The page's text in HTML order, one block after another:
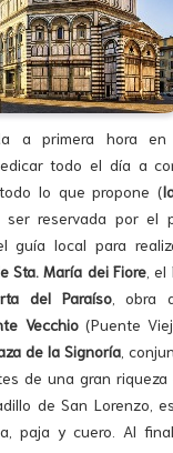
a primera hora en
todo el día a
lo que propone (
ser reservada por el
guía local para
Sta. María dei Fiore ,
del Paraíso, obra
Vecchio(Puente
de la Signoría ,
de una gran riqueza
de San Lorenzo,
paja y cuero. Al